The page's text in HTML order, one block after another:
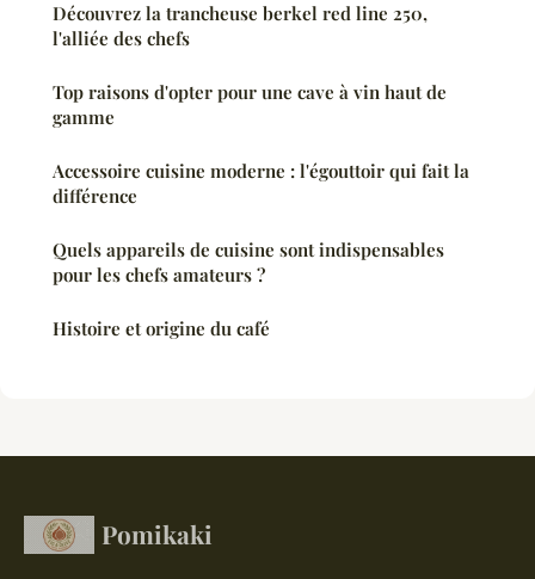
Découvrez la trancheuse berkel red line 250,
l'alliée des chefs
Top raisons d'opter pour une cave à vin haut de
gamme
Accessoire cuisine moderne : l'égouttoir qui fait la
différence
Quels appareils de cuisine sont indispensables
pour les chefs amateurs ?
Histoire et origine du café
Pomikaki